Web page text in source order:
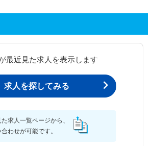
最近見た求人を表示します
求人を探してみる
求人一覧ページから、
わせが可能です。